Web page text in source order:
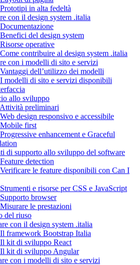
in alta fedeltà
con il design system .italia
del design system
operative
contribuire al design system .italia
con i modelli di sito e servizi
dell’utilizzo dei modelli
modelli di sito e servizi disponibili
allo sviluppo
preliminari
design responsivo e accessibile
first
enhancement e Graceful
di supporto allo sviluppo del software
detection
le feature disponibili con Can I
e risorse per CSS e JavaScript
browser
le prestazioni
del riuso
con il design system .italia
framework Bootstrap Italia
kit di sviluppo React
kit di sviluppo Angular
con i modelli di sito e servizi